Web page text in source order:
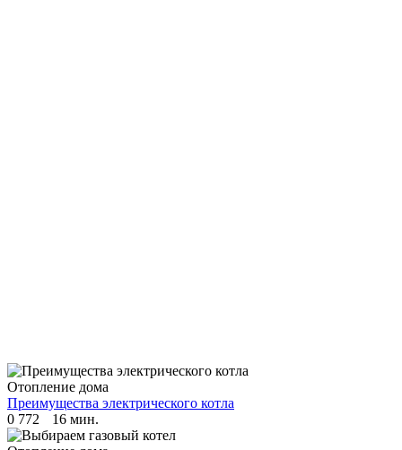
Отопление дома
Преимущества электрического котла
0 772 16 мин.